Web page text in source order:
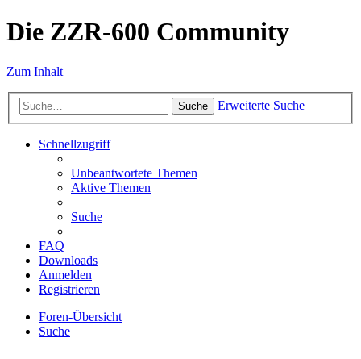
Die ZZR-600 Community
Zum Inhalt
Suche Erweiterte Suche
Schnellzugriff
Unbeantwortete Themen
Aktive Themen
Suche
FAQ
Downloads
Anmelden
Registrieren
Foren-Übersicht
Suche